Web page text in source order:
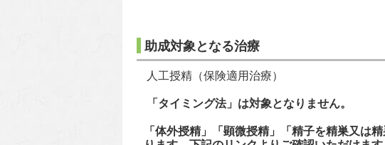
助成対象となる治療
人工授精（保険適用治療）
「タイミング法」は対象となりません。
「体外授精」「顕微授精」「精子を精巣又は